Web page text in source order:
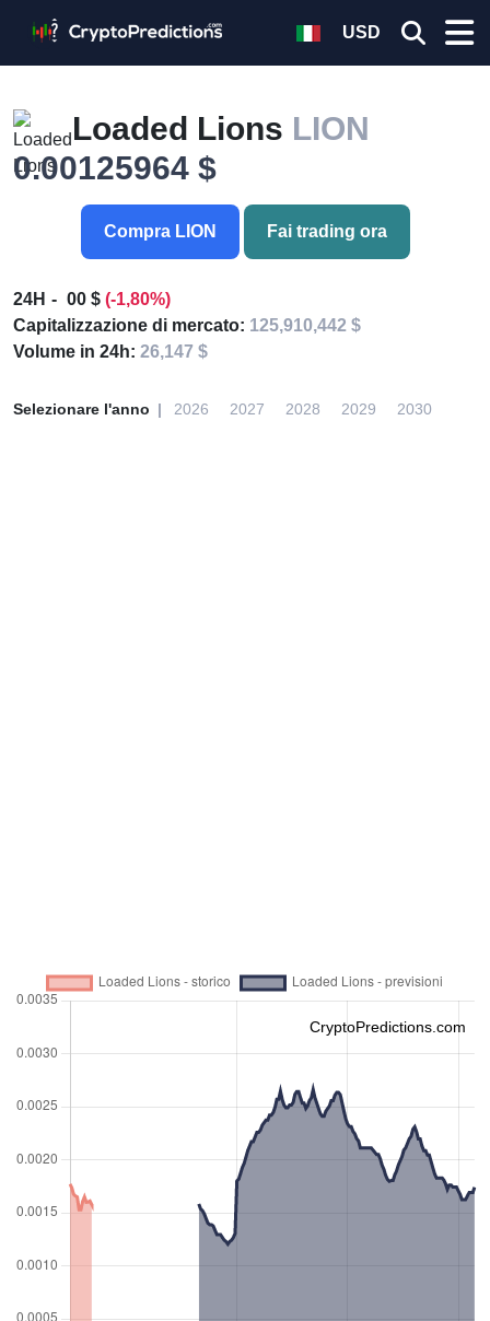
USD
Loaded Lions LION
0.00125964 $
Compra LION Fai trading ora
24H 00 $ (-1,80%)
Capitalizzazione di mercato: 125,910,442 $
Volume in 24h: 26,147 $
Selezionare l'anno 2026 2027 2028 2029 2030
CryptoPredictions.com